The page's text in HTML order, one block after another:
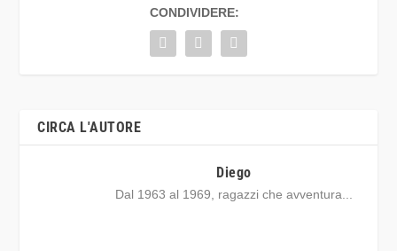
CONDIVIDERE:
CIRCA L'AUTORE
Diego
Dal 1963 al 1969, ragazzi che avventura...